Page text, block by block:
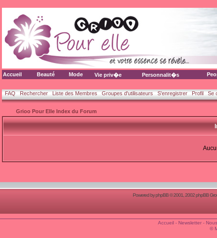
Accueil Beauté Mode Vie priv�e Personnalit�s
FAQ Rechercher Liste des Membres Groupes d'utilisateurs S'enregistrer Profil Se
Grioo Pour Elle Index du Forum
Powered byphpBB© 2001, 2002 phpBB
Accueil- Newsletter-
©